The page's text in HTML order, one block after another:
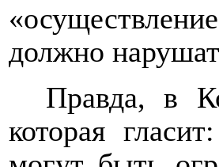
должно
Правда, в
которая